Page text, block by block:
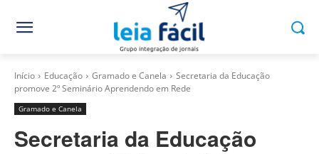
Início Educação Gramado e Canela
Secretaria da Educação
promove 2º Seminário Aprendendo em Rede
Gramado e Canela
Secretaria da Educação